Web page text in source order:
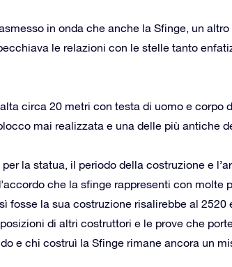
in onda che anche la Sfinge, un
le relazioni con le stelle tanto
circa 20 metri con testa di uomo e corpo
mai realizzata e una delle più antiche
la statua, il periodo della costruzione e
che la sfinge rappresenti con molte
fosse la sua costruzione risalirebbe al 2520
di altri costruttori e le prove che
e chi costruì la Sfinge rimane ancora un